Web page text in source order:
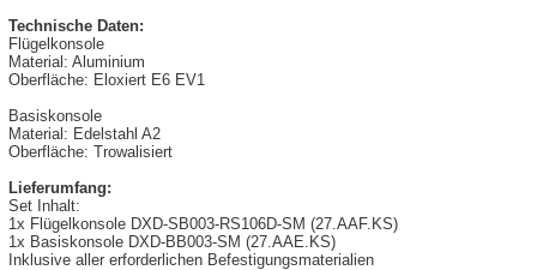
Technische Daten:
Flügelkonsole
Material: Aluminium
Oberfläche: Eloxiert E6 EV1
Basiskonsole
Material: Edelstahl A2
Oberfläche: Trowalisiert
Lieferumfang:
Set Inhalt:
1x Flügelkonsole DXD-SB003-RS106D-SM (27.AAF.KS)
1x Basiskonsole DXD-BB003-SM (27.AAE.KS)
Inklusive aller erforderlichen Befestigungsmaterialien